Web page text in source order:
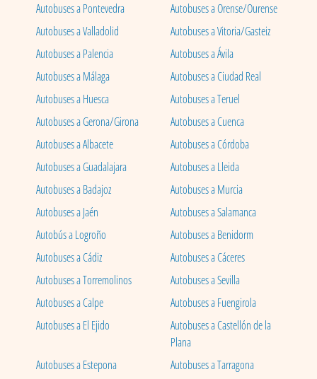
Autobuses a Pontevedra
Autobuses a Orense/Ourense
Autobuses a Valladolid
Autobuses a Vitoria/Gasteiz
Autobuses a Palencia
Autobuses a Ávila
Autobuses a Málaga
Autobuses a Ciudad Real
Autobuses a Huesca
Autobuses a Teruel
Autobuses a Gerona/Girona
Autobuses a Cuenca
Autobuses a Albacete
Autobuses a Córdoba
Autobuses a Guadalajara
Autobuses a Lleida
Autobuses a Badajoz
Autobuses a Murcia
Autobuses a Jaén
Autobuses a Salamanca
Autobús a Logroño
Autobuses a Benidorm
Autobuses a Cádiz
Autobuses a Cáceres
Autobuses a Torremolinos
Autobuses a Sevilla
Autobuses a Calpe
Autobuses a Fuengirola
Autobuses a El Ejido
Autobuses a Castellón de la
Plana
Autobuses a Estepona
Autobuses a Tarragona